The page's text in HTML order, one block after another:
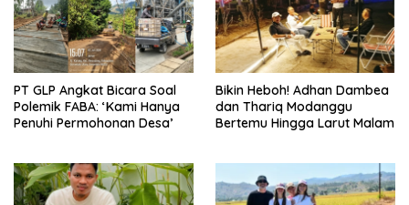
PT GLP Angkat Bicara Soal
Polemik FABA: ‘Kami Hanya
Penuhi Permohonan Desa’
Bikin Heboh! Adhan Dambea
dan Thariq Modanggu
Bertemu Hingga Larut Malam